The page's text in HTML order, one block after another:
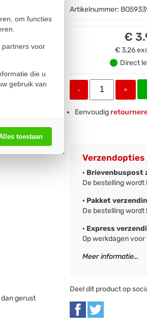
om functies
partners voor
die u
gebruik van
toestaan
gerust
Artikelnummer:
€
€ 3,26
Direct
- +
Eenvoudig
· Brievenbuspost
De bestelling wordt
· Pakket
De bestelling wordt
· Express
Op werkdagen
Meer informatie...
Deel dit product op